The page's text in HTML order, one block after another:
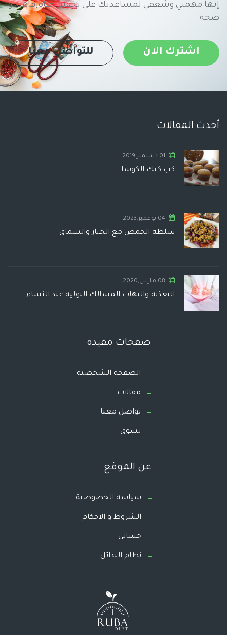
إنها مهمتي وشغفي لمساعدتك على تحقيق حياةرفاهية و
صحة
اشترك الان للتواصل معنا
أحدث المقالات
01 ديسمبر,2019
كب كيك الكوسا
04 نوفمبر,2023
سلطة الحمص مع الخيار والسماق
08 مارس,2020
التغذية والتهاب المسالك البولية عند النساء
صفحات مفيدة
الصفحة الشخصية
مقالات
تواصل معنا
تسوق
عن الموقع
سياسة الخصوصية
الشروط و الاحكام
حسابي
نظام البدائل